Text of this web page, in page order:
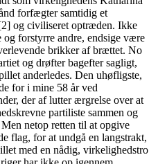
forfægter samtidig et
og civiliseret optræden. Ikke
og forstyrre andre, endsige være
brikker af brættet. No
og drøfter bagefter sagligt,
anderledes. Den uhøfligste,
for i mine 58 år ved
der af lutter ærgrelse over at
partiliste sammen og
netop retten til at opgive
flag, for at undgå en langstrakt,
med en nådig, virkelighedstro